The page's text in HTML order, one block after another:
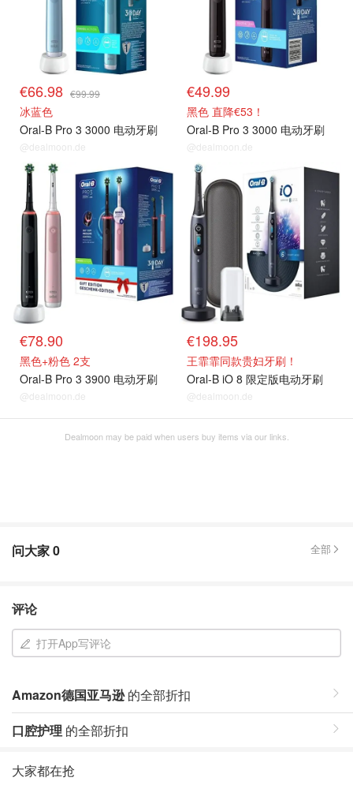
€66.98 €99.99
冰蓝色
Oral-B Pro 3 3000 电动牙刷
@dealmoon.de
€49.99
黑色 直降€53！
Oral-B Pro 3 3000 电动牙刷
@dealmoon.de
€78.90
黑色+粉色 2支
Oral-B Pro 3 3900 电动牙刷
@dealmoon.de
€198.95
王霏霏同款贵妇牙刷！
Oral-B iO 8 限定版电动牙刷
@dealmoon.de
Dealmoon may be paid when users buy items via our links.
问大家0 全部
评论
打开App写评论
Amazon德国亚马逊的全部折扣
口腔护理 的全部折扣
大家都在抢